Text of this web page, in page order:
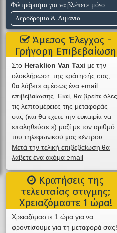
Φιλτράρισμα για να βλέπετε μόνο:
Αεροδρόμια & Λιμάνια
Άμεσος Έλεγχος -
Γρήγορη Επιβεβαίωση
Στο Heraklion Van Taxi με την
ολοκλήρωση της κράτησής σας,
θα λάβετε αμέσως ένα email
επιβεβαίωσης. Εκεί, θα βρείτε όλες
τις λεπτομέρειες της μεταφοράς
σας (και θα έχετε την ευκαιρία να
επαληθεύσετε) μαζί με τον αριθμό
του τηλεφωνικού μας κέντρου.
Μετά την τελική επιβεβαίωση θα
λάβετε ένα ακόμα email.
Κρατήσεις της
τελευταίας στιγμής;
Χρειαζόμαστε 1 ώρα!
Χρειαζόμαστε 1 ώρα για να
φροντίσουμε για τη μεταφορά σας!